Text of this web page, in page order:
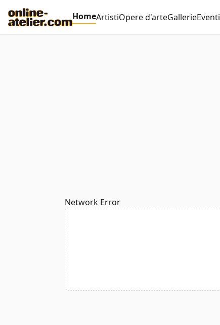
HomeArtistiOpere d'arteGallerieEventi
Network Error